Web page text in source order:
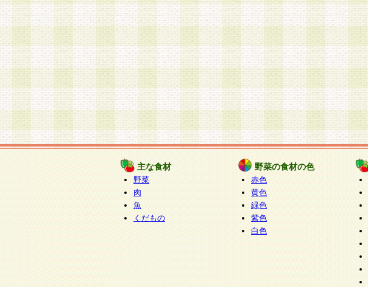
主な食材
野菜
肉
魚
くだもの
野菜の食材の色
赤色
黄色
緑色
紫色
白色